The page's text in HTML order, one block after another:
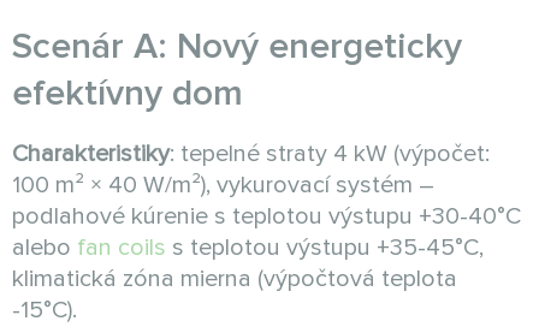
Scenár A: Nový energeticky
efektívny dom
Charakteristiky: tepelné straty 4 kW (výpočet:
100 m² × 40 W/m²), vykurovací systém –
podlahové kúrenie s teplotou výstupu +30-40°C
alebo fan coils s teplotou výstupu +35-45°C,
klimatická zóna mierna (výpočtová teplota
-15°C).